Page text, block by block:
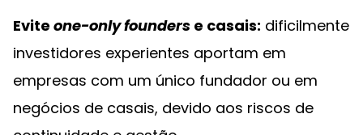
Evite one-only founders e casais: dificilmente
investidores experientes aportam em
empresas com um único fundador ou em
negócios de casais, devido aos riscos de